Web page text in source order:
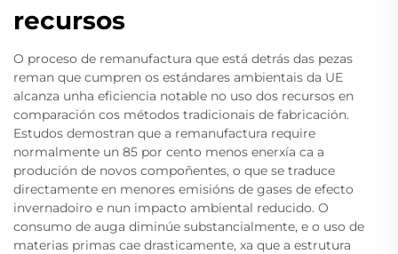
recursos
O proceso de remanufactura que está detrás das pezas
reman que cumpren os estándares ambientais da UE
alcanza unha eficiencia notable no uso dos recursos en
comparación cos métodos tradicionais de fabricación.
Estudos demostran que a remanufactura require
normalmente un 85 por cento menos enerxía ca a
produción de novos compoñentes, o que se traduce
directamente en menores emisións de gases de efecto
invernadoiro e nun impacto ambiental reducido. O
consumo de auga diminúe substancialmente, e o uso de
materias primas cae drasticamente, xa que a estrutura